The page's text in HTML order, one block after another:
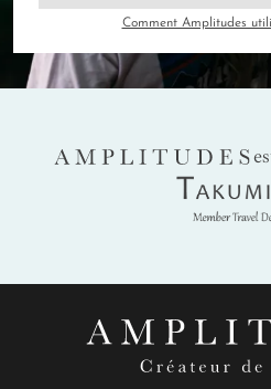
Comment Amplitudes
AMPLITUDES